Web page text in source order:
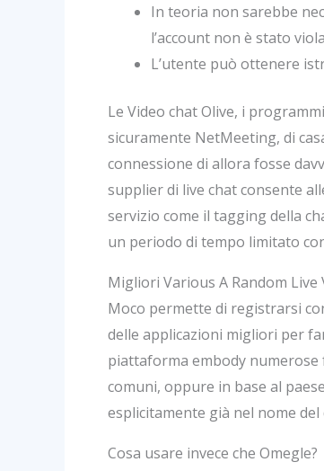
In teoria non sarebbe
l’account non è stato
L’utente può ottenere
Le Video chat Olive, i
sicuramente NetMeeting, di
connessione di allora fosse
supplier di live chat consente
servizio come il tagging della
un periodo di tempo limitato
Migliori Various A Random Live
Moco permette di registrarsi
delle applicazioni migliori per
piattaforma embody
comuni, oppure in base al
esplicitamente già nel nome
Cosa usare invece che Omegle?